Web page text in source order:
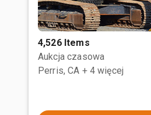
4,526 Items
Aukcja czasowa
Perris, CA + 4 więcej